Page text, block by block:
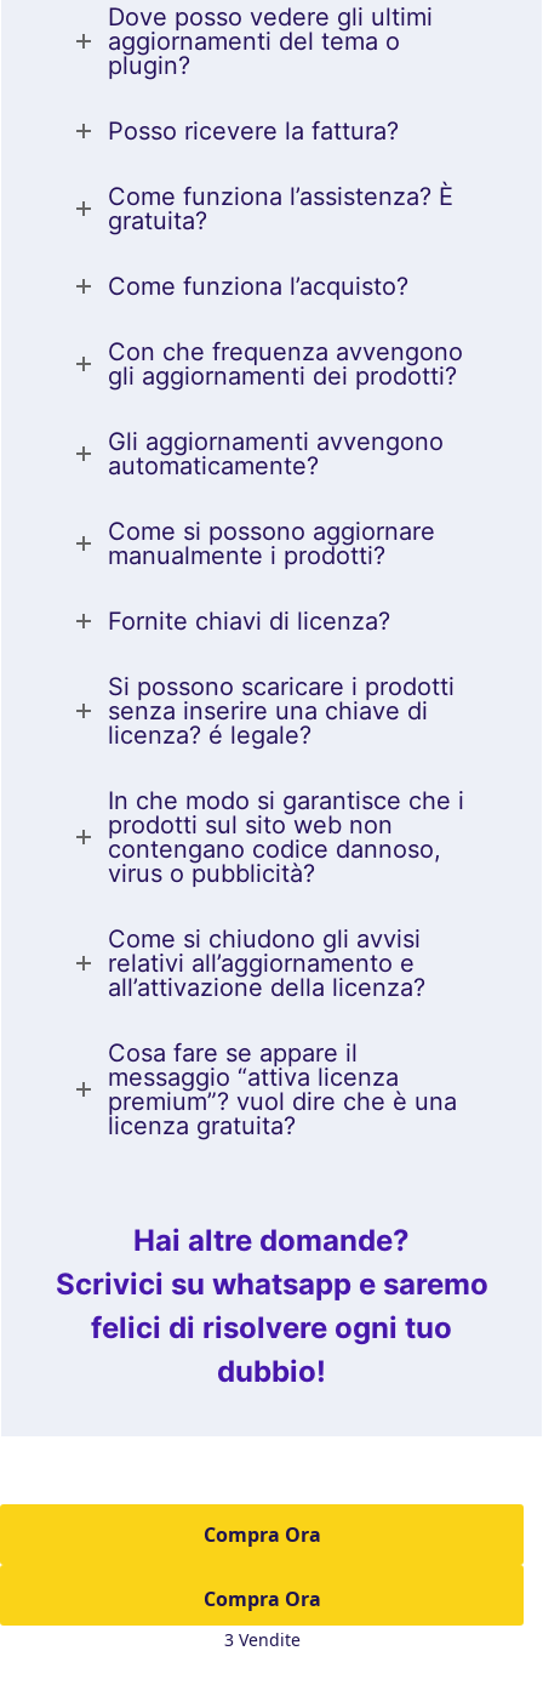
Dove posso vedere gli ultimi
aggiornamenti del tema o
plugin?
Posso ricevere la fattura?
Come funziona l’assistenza? È
gratuita?
Come funziona l’acquisto?
Con che frequenza avvengono
gli aggiornamenti dei prodotti?
Gli aggiornamenti avvengono
automaticamente?
Come si possono aggiornare
manualmente i prodotti?
Fornite chiavi di licenza?
Si possono scaricare i prodotti
senza inserire una chiave di
licenza? é legale?
In che modo si garantisce che i
prodotti sul sito web non
contengano codice dannoso,
virus o pubblicità?
Come si chiudono gli avvisi
relativi all’aggiornamento e
all’attivazione della licenza?
Cosa fare se appare il
messaggio “attiva licenza
premium”? vuol dire che è una
licenza gratuita?
Hai altre domande?
Scrivici su whatsapp e saremo
felici di risolvere ogni tuo
dubbio!
Compra Ora
3 Vendite